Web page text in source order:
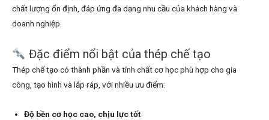
chất lượng ổn định, đáp ứng đa dạng nhu cầu của khách hàng và
doanh nghiệp.
Đặc điểm nổi bật của thép chế tạo
Thép chế tạo có thành phần và tính chất cơ học phù hợp cho gia
công, tạo hình và lắp ráp, với nhiều ưu điểm:
Độ bền cơ học cao, chịu lực tốt